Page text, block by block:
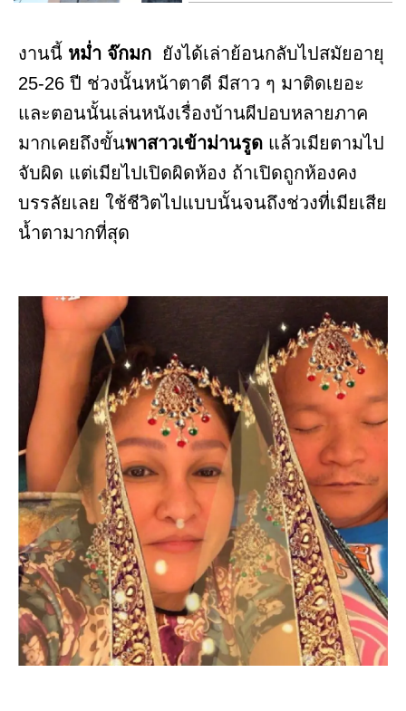
งานนี้ หม่ำ จ๊กมก ยังได้เล่าย้อนกลับไปสมัยอายุ
25-26 ปี ช่วงนั้นหน้าตาดี มีสาว ๆ มาติดเยอะ
และตอนนั้นเล่นหนังเรื่องบ้านผีปอบหลายภาค
มากเคยถึงขั้นพาสาวเข้าม่านรูด แล้วเมียตามไป
จับผิด แต่เมียไปเปิดผิดห้อง ถ้าเปิดถูกห้องคง
บรรลัยเลย ใช้ชีวิตไปแบบนั้นจนถึงช่วงที่เมียเสีย
น้ำตามากที่สุด